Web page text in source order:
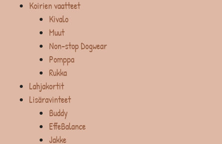
Koirien vaatteet
Kivalo
Muut
Non-stop Dogwear
Pomppa
Rukka
Lahjakortit
Lisäravinteet
Buddy
EffeBalance
Jakke